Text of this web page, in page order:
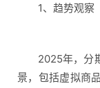
1、趋势观察
2025年，分期
景，包括虚拟商